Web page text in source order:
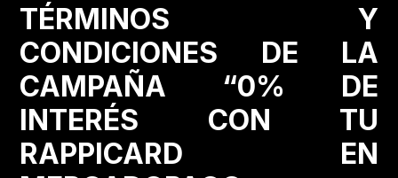
TÉRMINOS Y
CONDICIONES DE LA
CAMPAÑA “0% DE
INTERÉS CON TU
RAPPICARD EN